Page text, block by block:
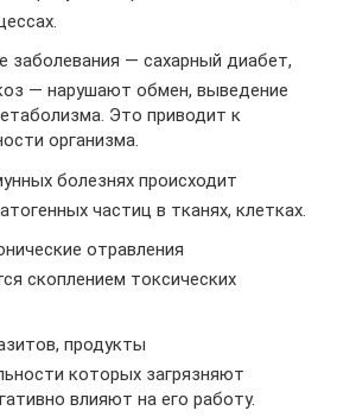
заболевания — сахарный диабет,
— нарушают обмен, выведение
Это приводит к
организма.
болезнях происходит
частиц в тканях, клетках.
отравления
скоплением токсических
продукты
которых загрязняют
влияют на его работу.